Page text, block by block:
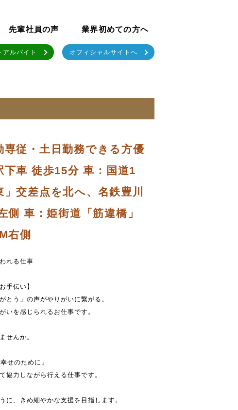
先輩社員の声 業界初めての方へ
アルバイト オフィシャルサイトへ
従・土日勤務できる方優
下車 徒歩15分 車：国道1
交差点を北へ、名鉄豊川
側 車：姫街道「筋違橋」
右側
れる仕事
手伝い】
とう」の声がやりがいに繋がる。
いを感じられるお仕事です。
せんか。
せのために」
協力しながら行える仕事です。
に、きめ細やかな支援を目指します。